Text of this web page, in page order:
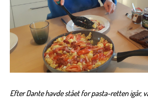
Efter Dante havde stået for pasta-retten igår,